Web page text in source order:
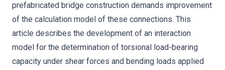
prefabricated bridge construction demands improvement
of the calculation model of these connections. This
article describes the development of an interaction
model for the determination of torsional load-bearing
capacity under shear forces and bending loads applied